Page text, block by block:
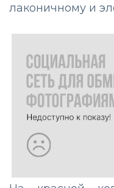
лаконичному и